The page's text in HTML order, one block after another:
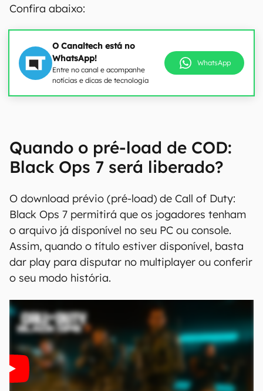
Confira abaixo:
O Canaltech está no
WhatsApp!
Entre no canal e acompanhe
notícias e dicas de tecnologia
WhatsApp
Quando o pré-load de COD:
Black Ops 7 será liberado?
O download prévio (pré-load) de Call of Duty:
Black Ops 7 permitirá que os jogadores tenham
o arquivo já disponível no seu PC ou console.
Assim, quando o título estiver disponível, basta
dar play para disputar no multiplayer ou conferir
o seu modo história.